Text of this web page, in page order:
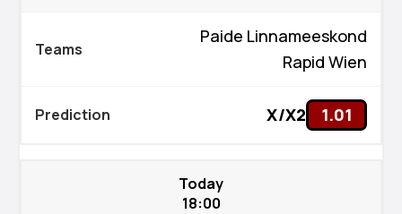
Paide Linnameeskond
Rapid Wien
X/X2 1.01
Today
18:00